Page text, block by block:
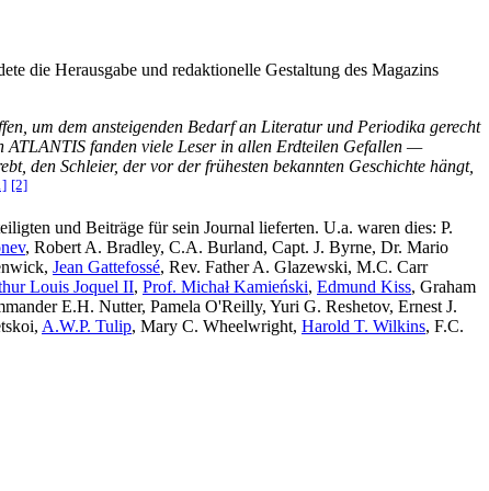
die Herausgabe und redaktionelle Gestaltung des Magazins
um dem ansteigenden Bedarf an Literatur und Periodika gerecht
ATLANTIS fanden viele Leser in allen Erdteilen Gefallen —
den Schleier, der vor der frühesten bekannten Geschichte hängt,
[2]
und Beiträge für sein Journal lieferten. U.a. waren dies: P.
, Robert A. Bradley, C.A. Burland, Capt. J. Byrne, Dr. Mario
Jean Gattefossé, Rev. Father A. Glazewski, M.C. Carr
Louis Joquel II, Prof. Michał Kamieński, Edmund Kiss, Graham
E.H. Nutter, Pamela O'Reilly, Yuri G. Reshetov, Ernest J.
A.W.P. Tulip, Mary C. Wheelwright, Harold T. Wilkins, F.C.